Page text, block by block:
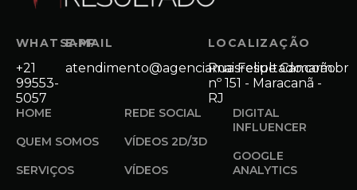
WHATSAPP
+21
99553-
5057
E-MAIL
atendimento@agenciamaisresultado.com.br
LOCALIZAÇÃO
Rua Felipe Camarão
nº 151 - Maracanã -
RJ
HOME
QUEM SOMOS
SERVIÇOS
REDE SOCIAL
VÍDEOS 2D/3D
VÍDEOS
DIGITAL
INFLUENCER
GOOGLE
ANALYTICS